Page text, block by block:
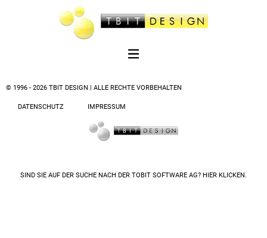
© 1996 - 2026 TBIT DESIGN | ALLE RECHTE VORBEHALTEN
DATENSCHUTZ IMPRESSUM
SIND SIE AUF DER SUCHE NACH DER TOBIT SOFTWARE AG? HIER KLICKEN.